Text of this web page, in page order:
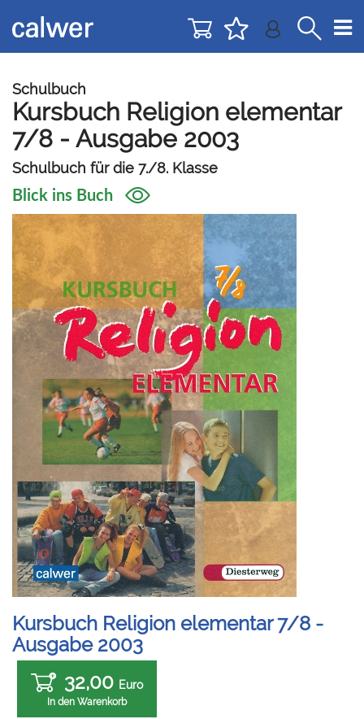
zur
Navigation
zum
Inhalt
Schulbuch
Kursbuch Religion elementar
7/8 - Ausgabe 2003
Schulbuch für die 7./8. Klasse
Blick ins Buch
Kursbuch Religion elementar 7/8 -
Ausgabe 2003
32,00 Euro
In den Warenkorb